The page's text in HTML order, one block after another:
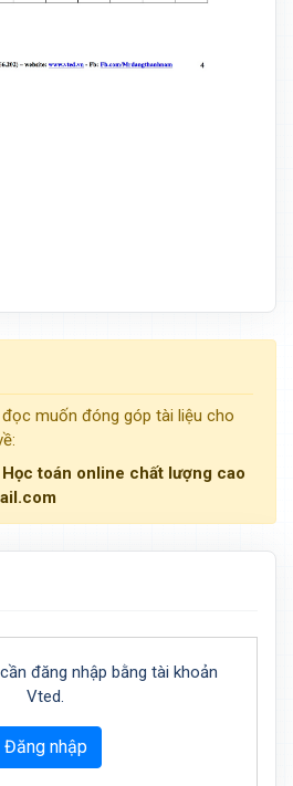
muốn đóng góp tài liệu cho
toán online chất lượng cao
đăng nhập bằng tài khoản
Vted.
Đăng nhập